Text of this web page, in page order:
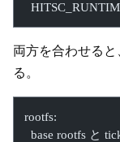
両方を合わせる
る。
rootfs:
base rootfs と